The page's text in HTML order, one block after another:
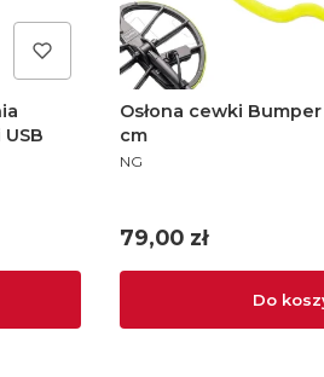
Osłona cewki Bumper
cm
PRODUCENT
NG
Cena
79,00 zł
Do